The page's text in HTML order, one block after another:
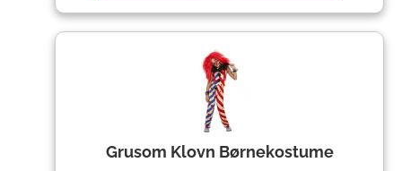
Grusom Klovn Børnekostume